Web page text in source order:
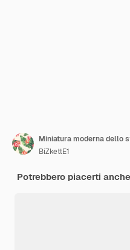
BiZkettE1
Potrebbero piacerti